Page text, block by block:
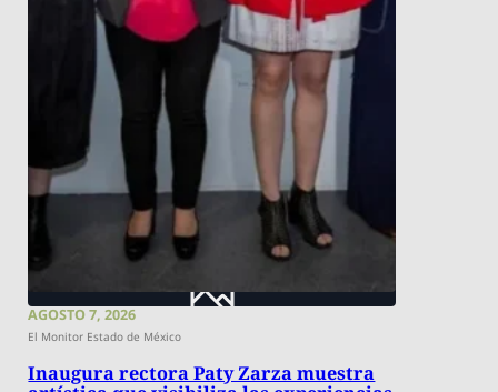
AGOSTO 7, 2026
El Monitor Estado de México
Inaugura rectora Paty Zarza muestra